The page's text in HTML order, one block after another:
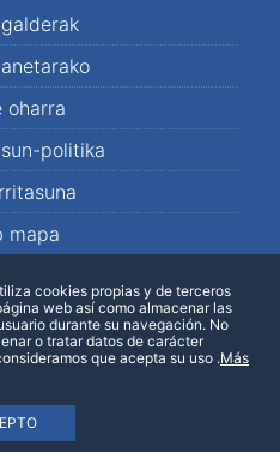
oharra
politika
mapa
cookies propias y de terceros
web así como almacenar las
durante su navegación. No
o tratar datos de carácter
que acepta su uso .Más